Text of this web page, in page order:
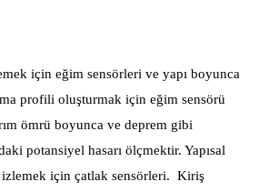
için eğim sensörleri ve yapı boyunca
profili oluşturmak için eğim sensörü
ömrü boyunca ve deprem gibi
potansiyel hasarı ölçmektir. Yapısal
izlemek için çatlak sensörleri. Kiriş